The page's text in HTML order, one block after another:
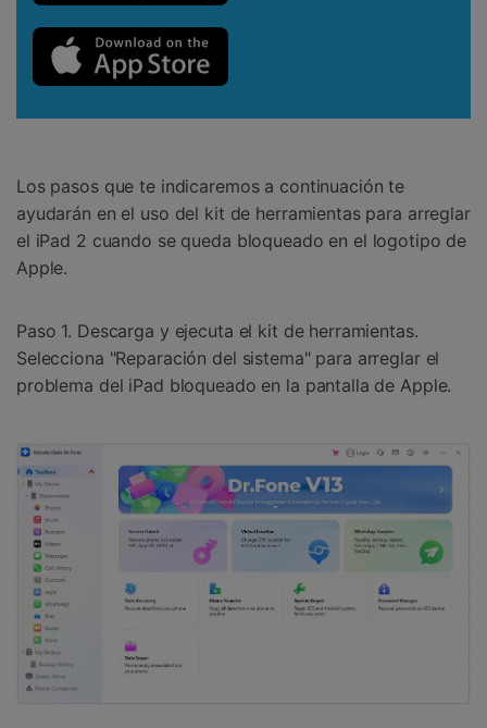
Los pasos que te indicaremos a continuación te
ayudarán en el uso del kit de herramientas para arreglar
el iPad 2 cuando se queda bloqueado en el logotipo de
Apple.
Paso 1. Descarga y ejecuta el kit de herramientas.
Selecciona "Reparación del sistema" para arreglar el
problema del iPad bloqueado en la pantalla de Apple.